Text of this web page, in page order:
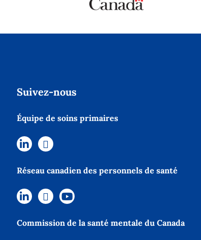
Suivez-nous
Équipe de soins primaires
Réseau canadien des personnels de santé
Commission de la santé mentale du Canada